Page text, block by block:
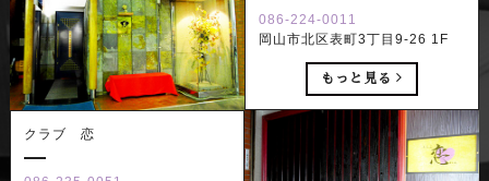
086-224-0011
岡山市北区表町3丁目9-26 1F
もっと見る
クラブ 恋